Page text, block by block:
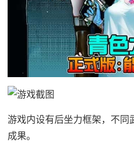
游戏内设有后坐力框架，不同
成果。